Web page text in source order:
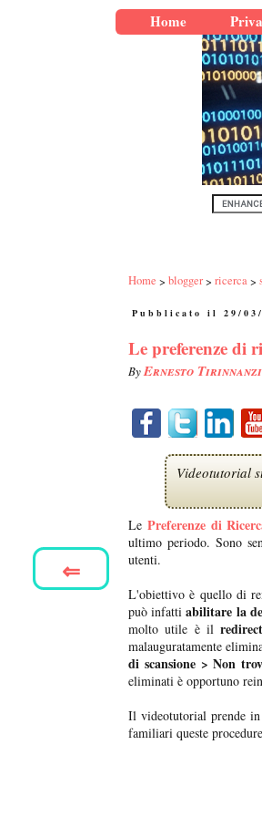
Home
Home blogger ricerca
Pubblicato il 29/03/
Le preferenze di
ByErnesto Tirinnanzi
Videotutorial
Le Preferenze di
ultimo periodo. Sono
utenti.
L'obiettivo è quello di
può infattiabilitare la
molto utile è ilredirect
malauguratamente
di scansione > Non
eliminati è opportuno
Il videotutorial prende in
familiari queste procedure
⇐